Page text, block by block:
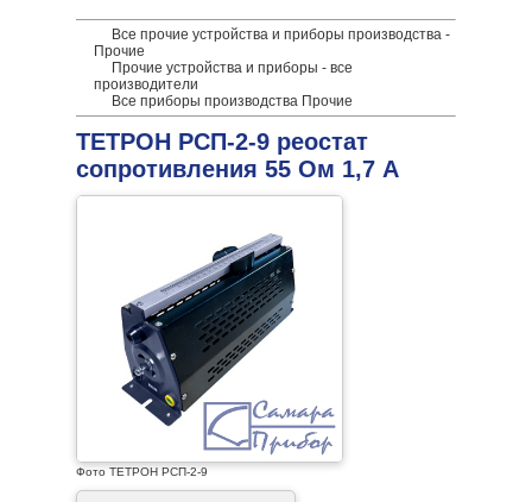
Все прочие устройства и приборы производства -
Прочие
Прочие устройства и приборы - все
производители
Все приборы производства Прочие
ТЕТРОН РСП-2-9 реостат
сопротивления 55 Ом 1,7 А
Фото ТЕТРОН РСП-2-9